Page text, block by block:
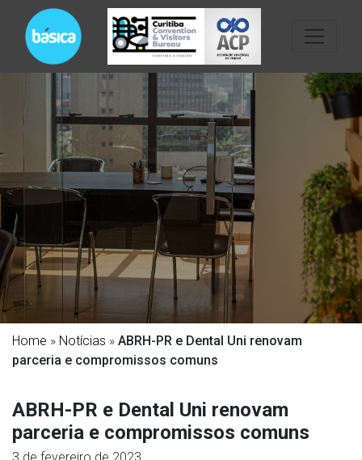
Home » Notícias » ABRH-PR e Dental Uni renovam
parceria e compromissos comuns
ABRH-PR e Dental Uni renovam
parceria e compromissos comuns